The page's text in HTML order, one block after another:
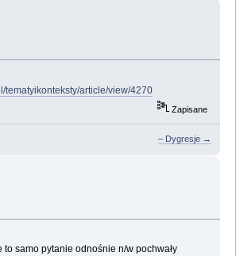
tematyikonteksty/article/view/4270
Zapisane
– Dygresje →
to samo pytanie odnośnie n/w pochwały